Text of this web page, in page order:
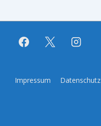
Footer-
Impressum Datenschutz